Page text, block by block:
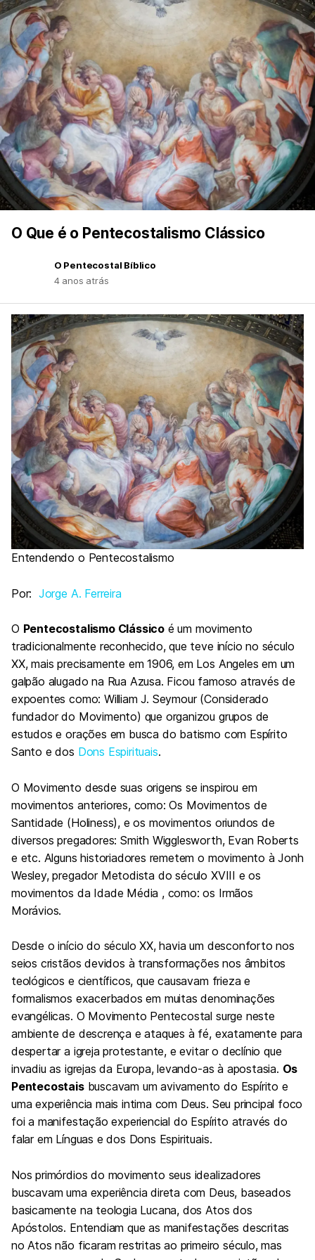
O Que é o Pentecostalismo Clássico
O Pentecostal Bíblico
4 anos atrás
Entendendo o Pentecostalismo
Por: Jorge A. Ferreira
O Pentecostalismo Clássico é um movimento
tradicionalmente reconhecido, que teve início no século
XX, mais precisamente em 1906, em Los Angeles em um
galpão alugado na Rua Azusa. Ficou famoso através de
expoentes como: William J. Seymour (Considerado
fundador do Movimento) que organizou grupos de
estudos e orações em busca do batismo com Espírito
Santo e dos Dons Espirituais.
O Movimento desde suas origens se inspirou em
movimentos anteriores, como: Os Movimentos de
Santidade (Holiness), e os movimentos oriundos de
diversos pregadores: Smith Wigglesworth, Evan Roberts
e etc. Alguns historiadores remetem o movimento à Jonh
Wesley, pregador Metodista do século XVIII e os
movimentos da Idade Média , como: os Irmãos
Morávios.
Desde o início do século XX, havia um desconforto nos
seios cristãos devidos à transformações nos âmbitos
teológicos e científicos, que causavam frieza e
formalismos exacerbados em muitas denominações
evangélicas. O Movimento Pentecostal surge neste
ambiente de descrença e ataques à fé, exatamente para
despertar a igreja protestante, e evitar o declínio que
invadiu as igrejas da Europa, levando-as à apostasia. Os
Pentecostaisbuscavam um avivamento do Espírito e
uma experiência mais intima com Deus. Seu principal foco
foi a manifestação experiencial do Espírito através do
falar em Línguas e dos Dons Espirituais.
Nos primórdios do movimento seus idealizadores
buscavam uma experiência direta com Deus, baseados
basicamente na teologia Lucana, dos Atos dos
Apóstolos. Entendiam que as manifestações descritas
no Atos não ficaram restritas ao primeiro século, mas